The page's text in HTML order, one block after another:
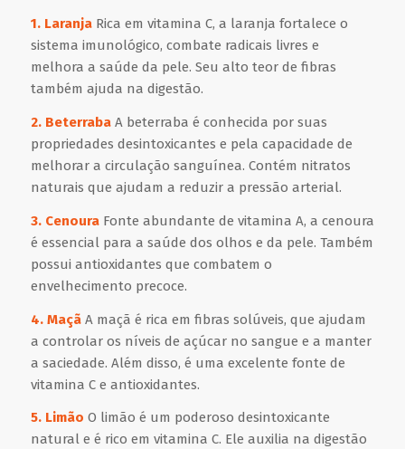
1. LaranjaRica em vitamina C, a laranja fortalece o
sistema imunológico, combate radicais livres e
melhora a saúde da pele. Seu alto teor de fibras
também ajuda na digestão.
2. BeterrabaA beterraba é conhecida por suas
propriedades desintoxicantes e pela capacidade de
melhorar a circulação sanguínea. Contém nitratos
naturais que ajudam a reduzir a pressão arterial.
3. CenouraFonte abundante de vitamina A, a cenoura
é essencial para a saúde dos olhos e da pele. Também
possui antioxidantes que combatem o
envelhecimento precoce.
4. MaçãA maçã é rica em fibras solúveis, que ajudam
a controlar os níveis de açúcar no sangue e a manter
a saciedade. Além disso, é uma excelente fonte de
vitamina C e antioxidantes.
5. Limão O limão é um poderoso desintoxicante
natural e é rico em vitamina C. Ele auxilia na digestão